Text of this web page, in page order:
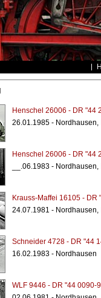
Henschel 26006 - DR "44
26.01.1985 -
Henschel 26006 - DR "44
__.06.1983 -
Krauss-Maffei 16105 - DR
24.07.1981 -
Schneider 4728 - DR "44
16.02.1983 - Nordhausen
WLF 9446 - DR "44 0090-